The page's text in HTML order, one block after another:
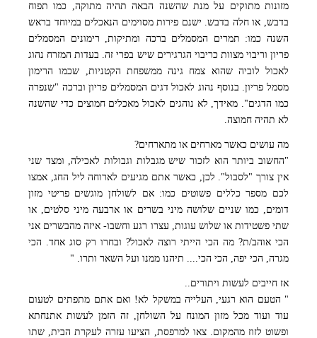
מזונות מתוקים על מנת שהשנה הבאה תהיה מתוקה, כמו תפוח
בדבש, או חלה בדבש. ישנם פירות מסוימים הנאכלים במיוחד בראש
השנה כמו: תמרים המסמלים ברכה ומתיקות, רימונים המסמלים
פריון וריבוי מצוות כריבוי הגרגירים שיש בפרי זה. בעדות המזרח נהוג
לאכול לוביה שהוא צמח גינה ממשפחת הקטניות, שכמו הרימון
מסמל פריון. בנוסף נהוג לאכול דגים המסמלים פריון וברכה "שנפרה
כמו הדגים". מאידך, לא נוהגים לאכול מאכלים חמוצים כדי שהשנה
לא תהיה חמוצה.
מה עושים כאשר מארחים או מתארחים?
"החשוב ביותר הוא לזכור שיש מגבלות וגבולות לאכילה, ומצד שני
אין צורך "לסבול". לכן, כאשר אתם מגיעים לארוחה ליל החג, אמצו
לכם מספר כללים פשוטים כמו: אם לשולחן מוגשים פריטי מזון
דומים, כמו שניים שלושה מיני בשרים או ארבעה מיני סלטים, או
שתי פשטידות או שלוש עוגות, עצרו רגע וחשבו- איזה מהבשרים אני
הכי אוהב/ת? מה הכי הייתי רוצה לאכול? ובחרו רק סוג אחד. הכי
מגרה, הכי יפה, הכי הכי.... תיהנו ממנו ועל השאר ותרו. "
אז חייבים לעשות ויתורים..
" הטעם הוא רגעי, העלייה במשקל לא! ואם אתם מתפתים לטעום
עוד ועוד מכל מזון המונח על השולחן, זה הזמן לעשות אתנחתא
ופשוט לזוז מהמקום. צאו למרפסת, הציעו עזרה לעקרת הבית, שתו